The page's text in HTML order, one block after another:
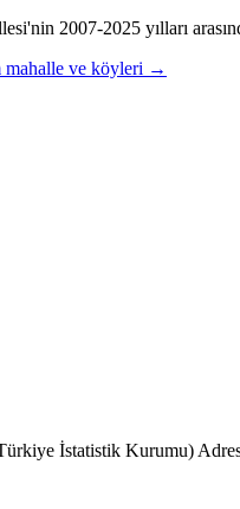
2007-2025 yılları
mahalle ve köyleri →
İstatistik Kurumu)